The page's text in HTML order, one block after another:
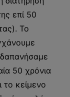
επί 50
Το
50 χρόνια
το κείμενο